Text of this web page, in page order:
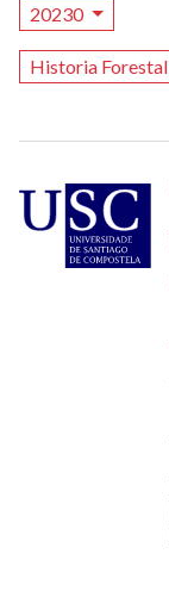
20230
Historia Forestal